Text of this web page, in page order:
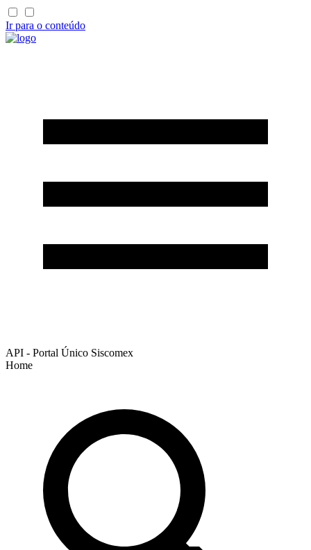
Ir para o conteúdo
API - Portal Único Siscomex
Home